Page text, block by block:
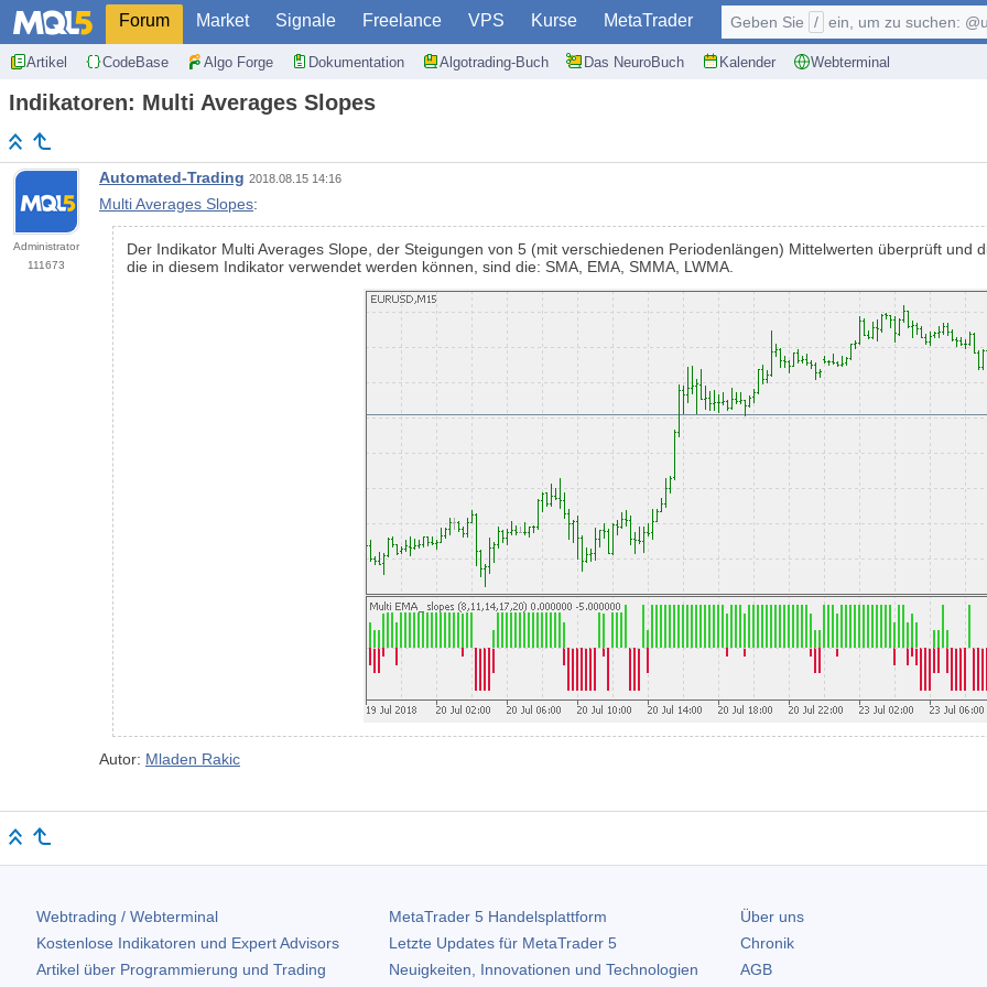
Forum Market Signale Freelance VPS Kurse MetaTrader
Artikel CodeBase Algo Forge Dokumentation Algotrading-Buch Das NeuroBuch Kalender Webterminal
Geben Sie / ein, um zu suchen: @user,
Indikatoren: Multi Averages Slopes
Administrator
111673
Automated-Trading 2018.08.15 14:16
Multi Averages Slopes:
Der Indikator Multi Averages Slope, der Steigungen von 5 (mit verschiedenen Periodenlängen) Mittelwerten überprüft
die in diesem Indikator verwendet werden können, sind die: SMA, EMA, SMMA, LWMA.
Autor: Mladen Rakic
Webtrading / Webterminal
Kostenlose Indikatoren und Expert Advisors
Artikel über Programmierung und Trading
MetaTrader 5Handelsplattform
Letzte Updates für MetaTrader 5
Neuigkeiten, Innovationen und Technologien
Über uns
Chronik
AGB